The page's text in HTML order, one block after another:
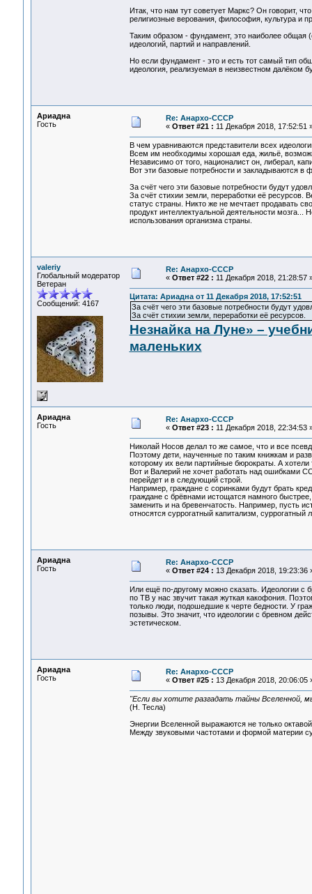
Итак, что нам тут советует Маркс? Он говорит,
религиозные верования, философия, культура и
Таким образом - фундамент, это наиболее общая
идеологий, партий и направлений.
Но если фундамент - это и есть тот самый тип
идеология, реализуемая в неизвестном далёком
Ариадна
Гость
Re: Анархо-СССР
« Ответ #21 : 11 Декабря 2018, 17:52:51
В чем уравниваются представители всех
Всем им необходимы хорошая еда, жильё,
Независимо от того, националист он, либерал,
Вот эти базовые потребности и закладываются в
За счёт чего эти базовые потребности будут
За счёт стихии земли, переработки её ресурсов.
статус страны. Никто же не мечтает продавать
продукт интеллектуальной деятельности мозга...
использования организма страны.
valeriy
Глобальный модератор
Ветеран
Сообщений: 4167
Re: Анархо-СССР
« Ответ #22 : 11 Декабря 2018, 21:28:57
Цитата: Ариадна от 11 Декабря 2018, 17:52:51
За счёт чего эти базовые потребности будут
За счёт стихии земли, переработки её ресурсов.
Незнайка на Луне» –
маленьких
Ариадна
Гость
Re: Анархо-СССР
« Ответ #23 : 11 Декабря 2018, 22:34:53
Николай Носов делал то же самое, что и все
Поэтому дети, наученные по таким книжкам и
которому их вели партийные бюрократы. А хотели
Вот и Валерий не хочет работать над ошибками
перейдет и в следующий строй.
Например, граждане с соринками будут брать
граждане с брёвнами истощатся намного
заменить и на бревенчатость. Например, пусть
относятся суррогатный капитализм,
Ариадна
Гость
Re: Анархо-СССР
« Ответ #24 : 13 Декабря 2018, 19:23:36
Или ещё по-другому можно сказать. Идеологии с
по ТВ у нас звучит такая жуткая какофония.
только люди, подошедшие к черте бедности. У
позывы. Это значит, что идеологии с бревном
эстетическом.
Ариадна
Гость
Re: Анархо-СССР
« Ответ #25 : 13 Декабря 2018, 20:06:05
"Если вы хотите разгадать тайны Вселенной,
(Н. Тесла)
Энергии Вселенной выражаются не только
Между звуковыми частотами и формой материи